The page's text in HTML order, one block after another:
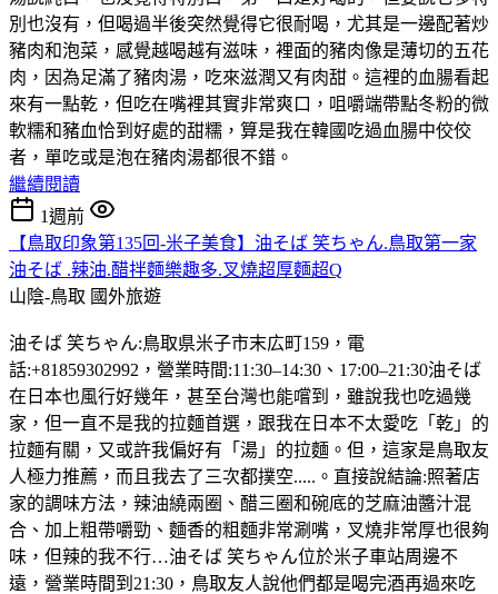
別也沒有，但喝過半後突然覺得它很耐喝，尤其是一邊配著炒
豬肉和泡菜，感覺越喝越有滋味，裡面的豬肉像是薄切的五花
肉，因為足滿了豬肉湯，吃來滋潤又有肉甜。這裡的血腸看起
來有一點乾，但吃在嘴裡其實非常爽口，咀嚼端帶點冬粉的微
軟糯和豬血恰到好處的甜糯，算是我在韓國吃過血腸中佼佼
者，單吃或是泡在豬肉湯都很不錯。
繼續閱讀
1週前
【鳥取印象第135回-米子美食】油そば 笑ちゃん.鳥取第一家
油そば .辣油.醋拌麵樂趣多.叉燒超厚麵超Q
山陰-鳥取 國外旅遊
油そば 笑ちゃん:鳥取県米子市末広町159，電
話:+81859302992，營業時間:11:30–14:30、17:00–21:30油そば
在日本也風行好幾年，甚至台灣也能嚐到，雖說我也吃過幾
家，但一直不是我的拉麵首選，跟我在日本不太愛吃「乾」的
拉麵有關，又或許我偏好有「湯」的拉麵。但，這家是鳥取友
人極力推薦，而且我去了三次都撲空.....。直接說結論:照著店
家的調味方法，辣油繞兩圈、醋三圈和碗底的芝麻油醬汁混
合、加上粗帶嚼勁、麵香的粗麵非常涮嘴，叉燒非常厚也很夠
味，但辣的我不行…油そば 笑ちゃん位於米子車站周邊不
遠，營業時間到21:30，鳥取友人說他們都是喝完酒再過來吃